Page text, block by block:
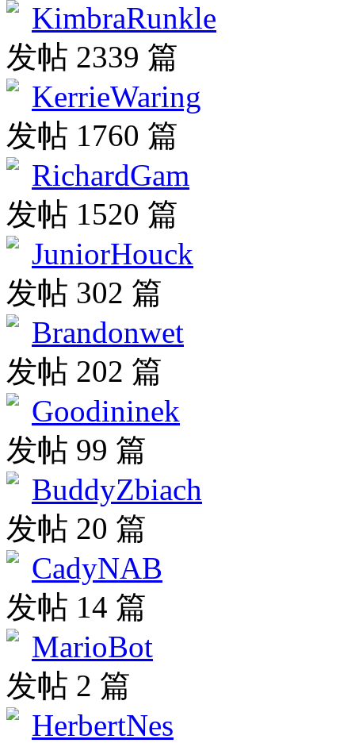
KimbraRunkle
发帖 2339 篇
KerrieWaring
发帖 1760 篇
RichardGam
发帖 1520 篇
JuniorHouck
发帖 302 篇
Brandonwet
发帖 202 篇
Goodininek
发帖 99 篇
BuddyZbiach
发帖 20 篇
CadyNAB
发帖 14 篇
MarioBot
发帖 2 篇
HerbertNes